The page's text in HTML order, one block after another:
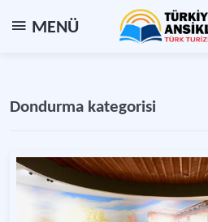
MENÜ
Dondurma kategorisi